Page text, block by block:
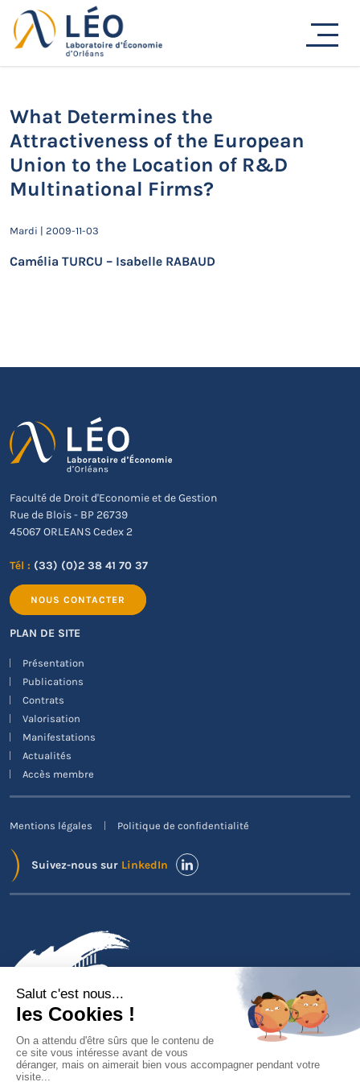
Passer
au
contenu
Actualités
What Determines the
Attractiveness of the European
Union to the Location of R&D
Multinational Firms?
Mardi | 2009-11-03
Camélia TURCU – Isabelle RABAUD
Faculté de Droit d'Economie et de Gestion
Rue de Blois - BP 26739
45067 ORLEANS Cedex 2
Tél : (33) (0)2 38 41 70 37
NOUS CONTACTER
PLAN DE SITE
Présentation
Publications
Contrats
Valorisation
Manifestations
Actualités
Accès membre
Mentions légales Politique de confidentialité
Suivez-nous sur LinkedIn